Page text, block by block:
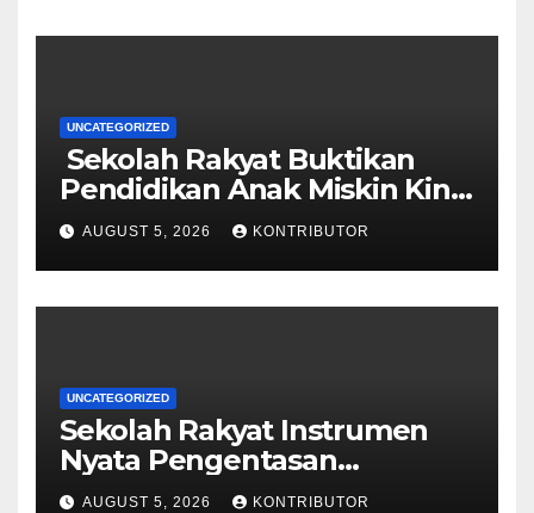
UNCATEGORIZED
Sekolah Rakyat Buktikan
Pendidikan Anak Miskin Kini
Menjadi Prioritas Negara
AUGUST 5, 2026 KONTRIBUTOR
UNCATEGORIZED
Sekolah Rakyat Instrumen
Nyata Pengentasan
Kemiskinan Antargenerasi
AUGUST 5, 2026 KONTRIBUTOR